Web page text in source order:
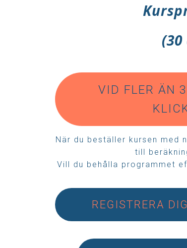
VID FLER ÄN
När du beställer kursen med
till
Vill du behålla programmet
REGISTRERA